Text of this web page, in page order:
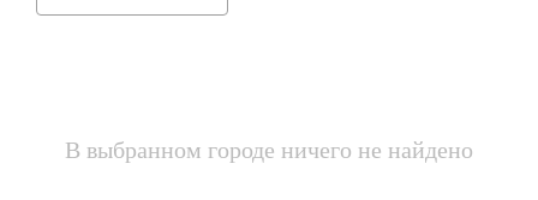
В выбранном городе ничего не найдено